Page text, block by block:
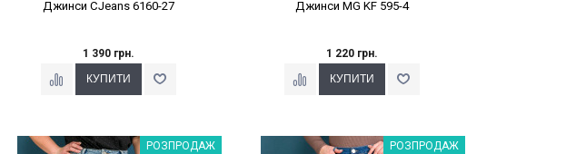
Джинси CJeans 6160-27
1 390 грн.
Джинси MG KF 595-4
1 220 грн.
Наклейки Варіант з %РОЗПРОДАЖ Наклейки Варіант з %РОЗПРОДАЖ